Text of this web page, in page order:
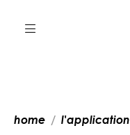
home l'application